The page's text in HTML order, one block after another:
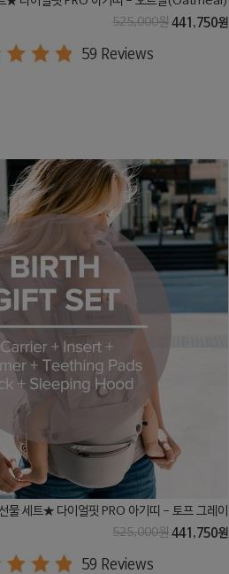
525,000원 441,750원
59 Reviews
물 세트★ 다이얼핏 PRO 아기띠 - 토프 그레이
525,000원 441,750원
59 Reviews